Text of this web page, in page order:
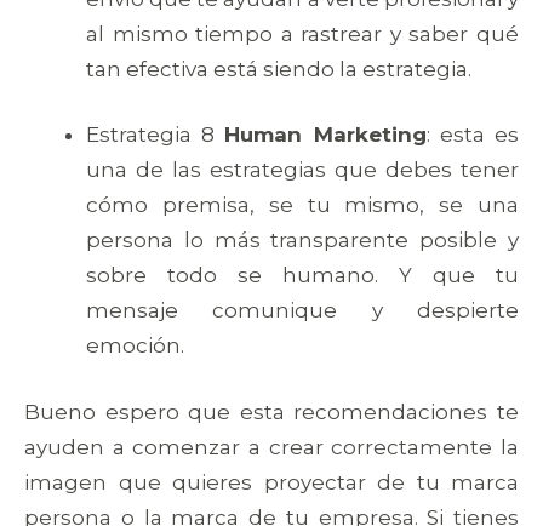
al mismo tiempo a rastrear y saber qué
tan efectiva está siendo la estrategia.
Estrategia 8 Human Marketing: esta es
una de las estrategias que debes tener
cómo premisa, se tu mismo, se una
persona lo más transparente posible y
sobre todo se humano. Y que tu
mensaje comunique y despierte
emoción.
Bueno espero que esta recomendaciones te
ayuden a comenzar a crear correctamente la
imagen que quieres proyectar de tu marca
persona o la marca de tu empresa. Si tienes